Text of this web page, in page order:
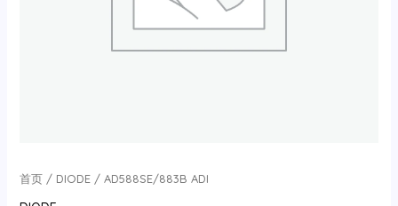
首页/ DIODE/ AD588SE/883B ADI